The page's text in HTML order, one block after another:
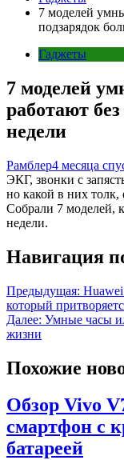
7 моделей
подзарядок
Гаджеты
7 моделей
работают
недели
Рамблер4 месяца
ЭКГ, звонки с
но какой в них толк,
Собрали 7 моделей,
недели.
Навигация
Предыдущая:
который
Далее: Умные часы
жизни
Похожие
Обзор Vivo
смартфон с
батареей